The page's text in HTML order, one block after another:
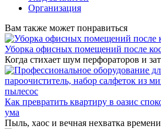
Организация
Вам также может понравиться
Уборка офисных помещений после
Когда стихает шум перфораторов и
Как превратить квартиру в оазис
ума
Пыль, хаос и вечная нехватка